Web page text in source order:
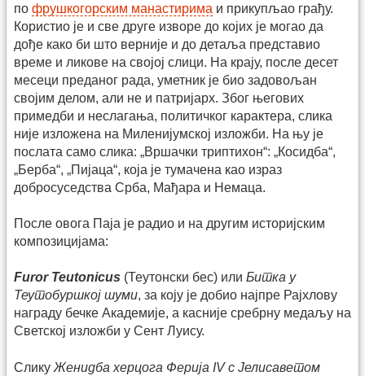
по фрушкогорским манастирима и прикупљао грађу.
Користио је и све друге изворе до којих је могао да
дође како би што верније и до детаља представио
време и ликове на својој слици. На крају, после десет
месеци преданог рада, уметник је био задовољан
својим делом, али не и патријарх. Због његових
примедби и неслагања, политичког карактера, слика
није изложена на Миленијумској изложби. На њу је
послата само слика: „Вршачки триптихон“: „Косидба“,
„Берба“, „Пијаца“, која је тумачена као израз
добросуседства Срба, Мађара и Немаца.
После овога Паја је радио и на другим историјским
композицијама:
Furor Teutonicus (Теутонски бес) или Битка у
Теутобуршкој шуми, за коју је добио најпре Рајхлову
награду бечке Академије, а касније сребрну медаљу на
Светској изложби у Сент Луису.
Слику Женидба херцога Ферија IV с Јелисаветом